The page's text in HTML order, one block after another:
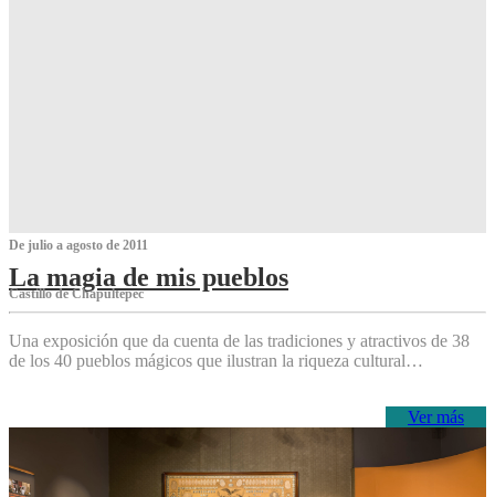
De julio a agosto de 2011
La magia de mis pueblos
Castillo de Chapultepec
Una exposición que da cuenta de las tradiciones y atractivos de 38
de los 40 pueblos mágicos que ilustran la riqueza cultural…
Ver más